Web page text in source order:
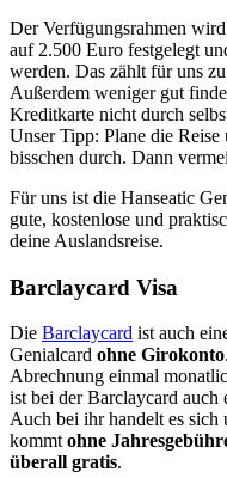
Der Verfügungsrahmen
auf 2.500 Euro festgelegt
werden. Das zählt für uns
Außerdem weniger gut
Kreditkarte nicht durch
Unser Tipp: Plane die
bisschen durch. Dann
Für uns ist die Hanseatic
gute, kostenlose und
deine Auslandsreise.
Barclaycard Visa
Die Barclaycard ist auch
Genialcard ohne Girokonto
Abrechnung einmal
ist bei der Barclaycard
Auch bei ihr handelt es sich
kommtohne
überall gratis.